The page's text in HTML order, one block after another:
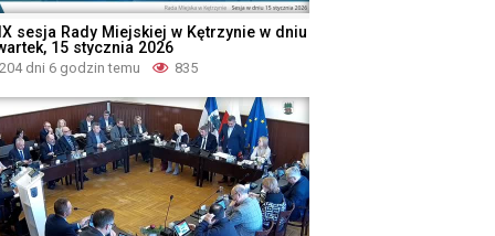
sesja Rady Miejskiej w Kętrzynie w dniu
15 stycznia 2026
204 dni 6 godzin temu 835